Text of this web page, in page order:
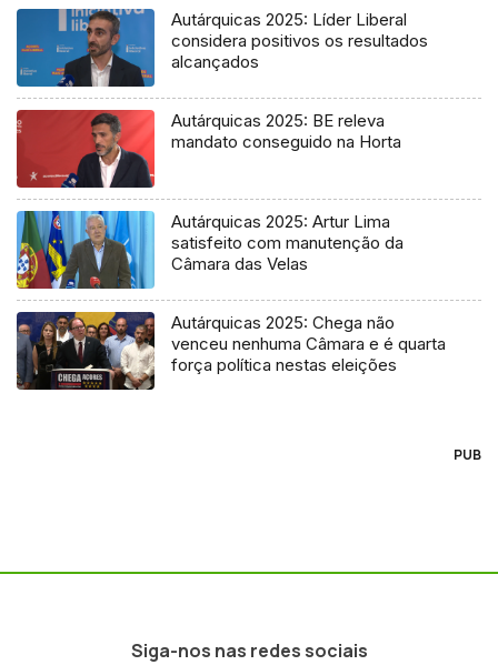
Autárquicas 2025: Líder Liberal
considera positivos os resultados
alcançados
Autárquicas 2025: BE releva
mandato conseguido na Horta
Autárquicas 2025: Artur Lima
satisfeito com manutenção da
Câmara das Velas
Autárquicas 2025: Chega não
venceu nenhuma Câmara e é quarta
força política nestas eleições
PUB
Siga-nos nas redes sociais